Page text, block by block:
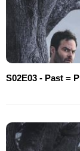
S02E03 - Past =